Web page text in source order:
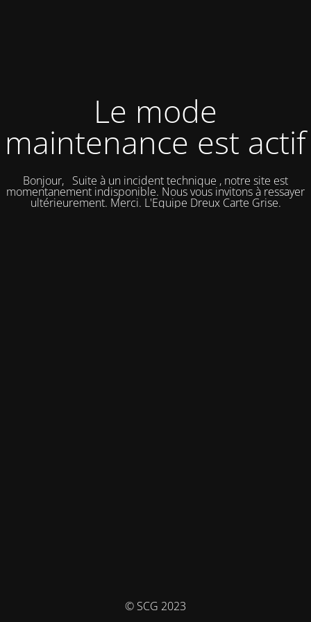
Le mode
maintenance est actif
Bonjour, Suite à un incident technique , notre site est
momentanement indisponible. Nous vous invitons à ressayer
ultérieurement. Merci. L'Equipe Dreux Carte Grise.
© SCG 2023